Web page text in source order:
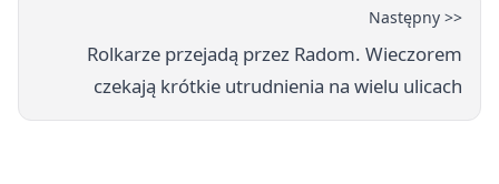
Następny >>
Rolkarze przejadą przez Radom. Wieczorem
czekają krótkie utrudnienia na wielu ulicach